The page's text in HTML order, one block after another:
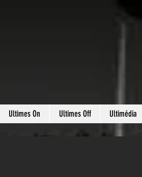
Ultimes On Ultimes Off Ultimédia